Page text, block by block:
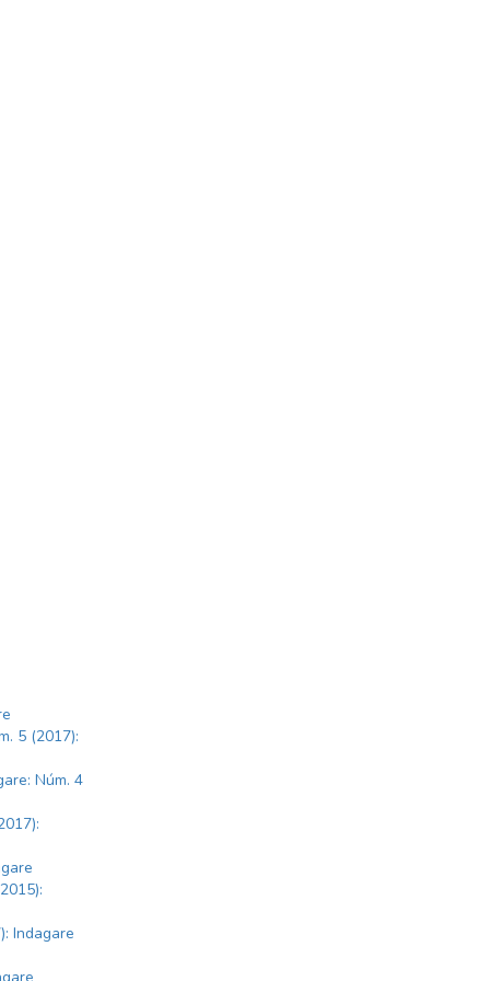
5 (2017):
Núm. 4
Indagare